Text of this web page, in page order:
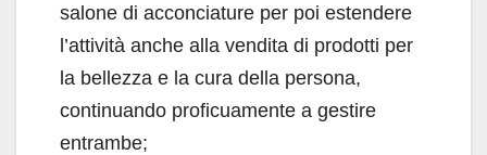
salone di acconciature per poi estendere
l’attività anche alla vendita di prodotti per
la bellezza e la cura della persona,
continuando proficuamente a gestire
entrambe;